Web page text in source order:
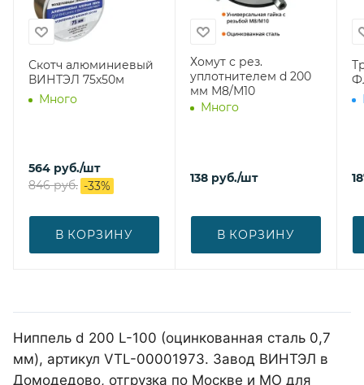
Скотч алюминиевый
ВИНТЭЛ 75х50м
Много
564 руб./шт
846руб. -33%
В КОРЗИНУ
Хомут с рез.
уплотнителем d 200
мм М8/М10
Много
138 руб./шт
В КОРЗИНУ
Ниппель d 200 L-100 (оцинкованная сталь 0,7
мм), артикул VTL-00001973. Завод ВИНТЭЛ в
Домодедово, отгрузка по Москве и МО для